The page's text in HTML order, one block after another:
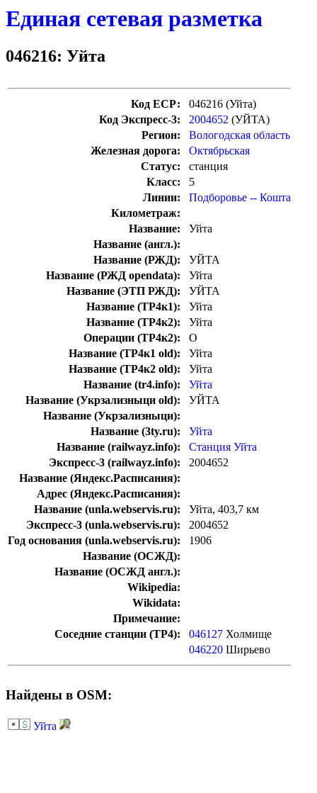
Единая сетевая разметка
046216: Уйта
Код ЕСР:
046216 (Уйта)
Код Экспресс-3:
2004652 (УЙТА)
Регион:
Вологодская область
Железная дорога:
Октябрьская
Статус:
станция
Класс:
5
Линии:
Подборовье -- Кошта
Километраж:
Название:
Уйта
Название (англ.):
Название (РЖД):
УЙТА
Название (РЖД opendata):
Уйта
Название (ЭТП РЖД):
УЙТА
Название (ТР4к1):
Уйта
Название (ТР4к2):
Уйта
Операции (ТР4к2):
О
Название (ТР4к1 old):
Уйта
Название (ТР4к2 old):
Уйта
Название (tr4.info):
Уйта
Название (Укрзализныци old):
УЙТА
Название (Укрзализныци):
Название (3ty.ru):
Уйта
Название (railwayz.info):
Станция Уйта
Экспресс-3 (railwayz.info):
2004652
Название (Яндекс.Расписания):
Адрес (Яндекс.Расписания):
Название (unla.webservis.ru):
Уйта, 403,7 км
Экспресс-3 (unla.webservis.ru):
2004652
Год основания (unla.webservis.ru):
1906
Название (ОСЖД):
Название (ОСЖД англ.):
Wikipedia:
Wikidata:
Примечание:
Соседние станции (ТР4):
046127 Холмище
046220 Ширьево
Найдены в OSM:
Уйта